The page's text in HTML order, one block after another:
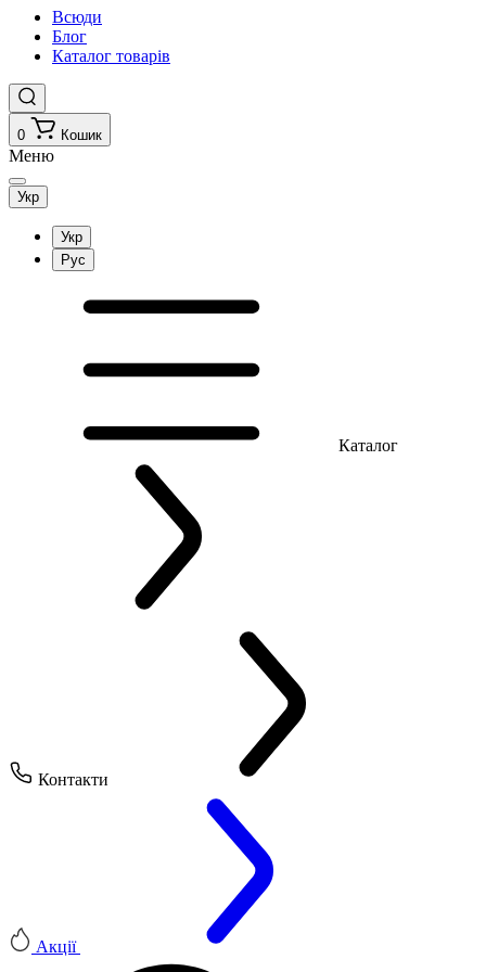
Всюди
Блог
Каталог товарів
0 Кошик
Меню
Укр
Укр
Рус
Каталог
Контакти
Акції